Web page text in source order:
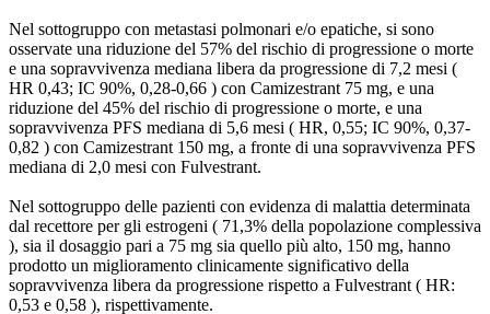
Nel sottogruppo con metastasi polmonari e/o epatiche, si sono
osservate una riduzione del 57% del rischio di progressione o morte
e una sopravvivenza mediana libera da progressione di 7,2 mesi (
HR 0,43; IC 90%, 0,28-0,66 ) con Camizestrant 75 mg, e una
riduzione del 45% del rischio di progressione o morte, e una
sopravvivenza PFS mediana di 5,6 mesi ( HR, 0,55; IC 90%, 0,37-
0,82 ) con Camizestrant 150 mg, a fronte di una sopravvivenza PFS
mediana di 2,0 mesi con Fulvestrant.
Nel sottogruppo delle pazienti con evidenza di malattia determinata
dal recettore per gli estrogeni ( 71,3% della popolazione complessiva
), sia il dosaggio pari a 75 mg sia quello più alto, 150 mg, hanno
prodotto un miglioramento clinicamente significativo della
sopravvivenza libera da progressione rispetto a Fulvestrant ( HR:
0,53 e 0,58 ), rispettivamente.